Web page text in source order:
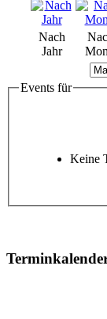
Nach
Jahr
Events für
Keine